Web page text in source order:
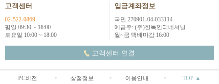
고객센터
02-522-0869
평일 09:30 ~ 18:00
토요일 10:00 ~ 18:00
입금계좌정보
국민 270901-04-033114
예금주: (주)한독인터네셔널
월~금 택배마감 16:00
고객센터 연결
PC버전 상점정보 이용안내 TOP ▲